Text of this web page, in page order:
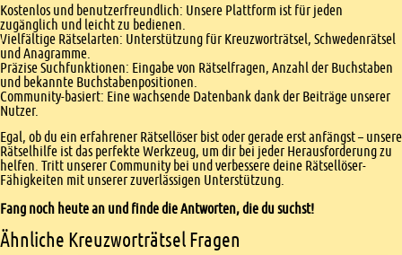
Kostenlos und benutzerfreundlich: Unsere Plattform ist für jeden
zugänglich und leicht zu bedienen.
Vielfältige Rätselarten: Unterstützung für Kreuzworträtsel, Schwedenrätsel
und Anagramme.
Präzise Suchfunktionen: Eingabe von Rätselfragen, Anzahl der Buchstaben
und bekannte Buchstabenpositionen.
Community-basiert: Eine wachsende Datenbank dank der Beiträge unserer
Nutzer.
Egal, ob du ein erfahrener Rätsellöser bist oder gerade erst anfängst – unsere
Rätselhilfe ist das perfekte Werkzeug, um dir bei jeder Herausforderung zu
helfen. Tritt unserer Community bei und verbessere deine Rätsellöser-
Fähigkeiten mit unserer zuverlässigen Unterstützung.
Fang noch heute an und finde die Antworten, die du suchst!
Ähnliche Kreuzworträtsel Fragen